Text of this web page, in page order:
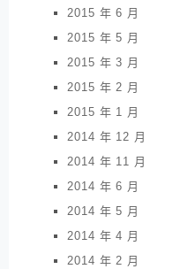
2015 年 6 月
2015 年 5 月
2015 年 3 月
2015 年 2 月
2015 年 1 月
2014 年 12 月
2014 年 11 月
2014 年 6 月
2014 年 5 月
2014 年 4 月
2014 年 2 月